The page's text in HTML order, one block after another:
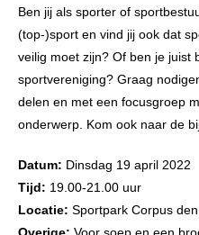
Ben jij als sporter of
(top-)sport en vind jij ook dat
veilig moet zijn? Of ben je juist
sportvereniging? Graag
delen en met een focusgroep
onderwerp. Kom ook naar de
Datum: Dinsdag 19 april 2022
Tijd: 19.00-21.00 uur
Locatie: Sportpark Corpus
Overige: Voor soep en een